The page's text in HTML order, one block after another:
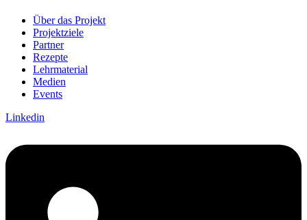
Über das Projekt
Projektziele
Partner
Rezepte
Lehrmaterial
Medien
Events
Linkedin